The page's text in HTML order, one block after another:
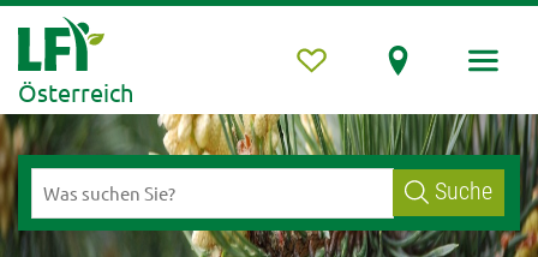
Österreich
Suche